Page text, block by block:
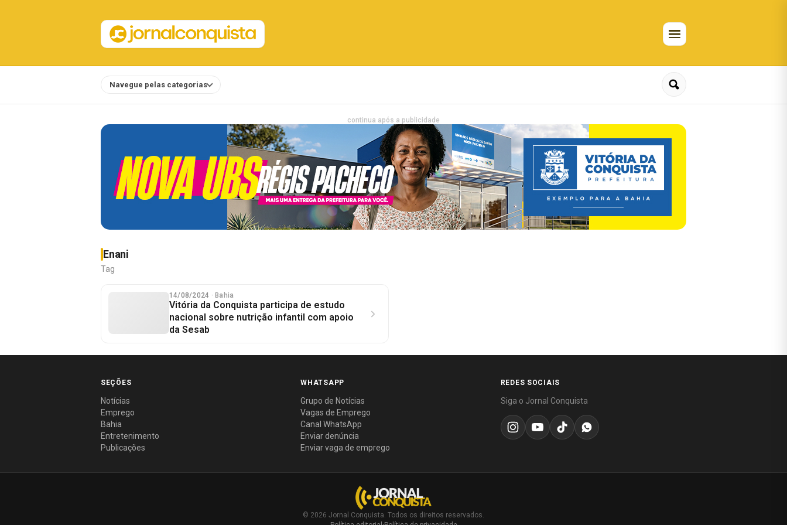
Navegue pelas categorias
continua após a publicidade
Enani
Tag
14/08/2024 · Bahia
Vitória da Conquista participa de estudo
nacional sobre nutrição infantil com apoio
da Sesab
SEÇÕES
Notícias
Emprego
Bahia
Entretenimento
Publicações
WHATSAPP
Grupo de Notícias
Vagas de Emprego
Canal WhatsApp
Enviar denúncia
Enviar vaga de emprego
REDES SOCIAIS
Siga o Jornal Conquista
© 2026 Jornal Conquista. Todos os direitos reservados.